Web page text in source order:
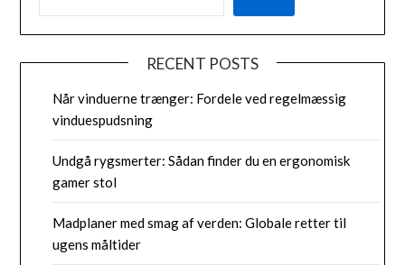
RECENT POSTS
Når vinduerne trænger: Fordele ved regelmæssig
vinduespudsning
Undgå rygsmerter: Sådan finder du en ergonomisk
gamer stol
Madplaner med smag af verden: Globale retter til
ugens måltider